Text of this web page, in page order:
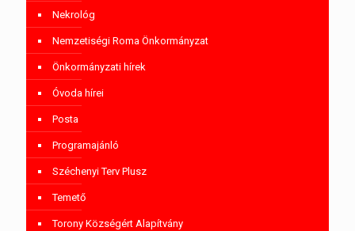
Nekrológ
Nemzetiségi Roma Önkormányzat
Önkormányzati hírek
Óvoda hírei
Posta
Programajánló
Széchenyi Terv Plusz
Temető
Torony Községért Alapítvány